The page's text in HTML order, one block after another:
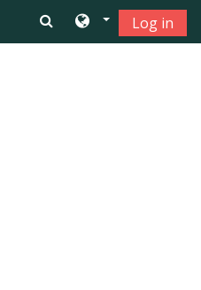
Log in